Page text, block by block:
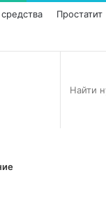
Простатит